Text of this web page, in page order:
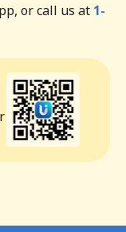
or call us at 1-